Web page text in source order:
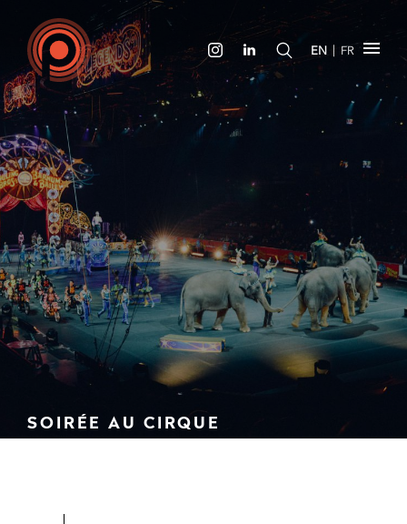
EN | FR
SOIRÉE AU CIRQUE